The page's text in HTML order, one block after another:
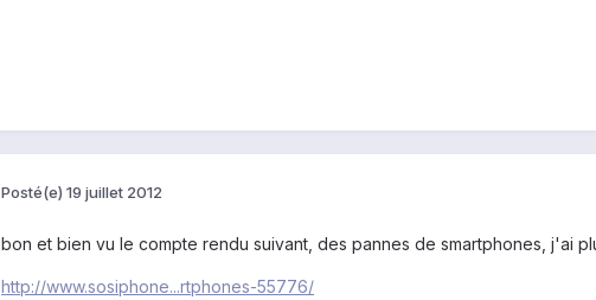
Posté(e) 19 juillet 2012
bon et bien vu le compte rendu suivant, des pannes de smartphones, j'ai
http://www.sosiphone...rtphones-55776/